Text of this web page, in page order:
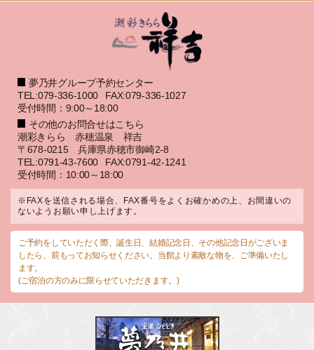
夢乃井グループ予約センター
TEL:079-336-1000
FAX:079-336-1027
受付時間：9:00～18:00
その他のお問合せはこちら
潮彩きらら 赤穂温泉 祥吉
〒678-0215 兵庫県赤穂市御崎2-8
TEL:0791-43-7600
FAX:0791-42-1241
受付時間：10:00～18:00
※FAXを送信される場合、FAX番号をよくお確かめの上、お間違いの
ないようお願い申し上げます。
ご予約をしていただく際、誕生日、結婚記念日、その他記念日がございま
したら、前もってお知らせください。当館より素敵な物を、ご準備いたし
ます。
(ご宿泊の方のみに限らせていただきます。)